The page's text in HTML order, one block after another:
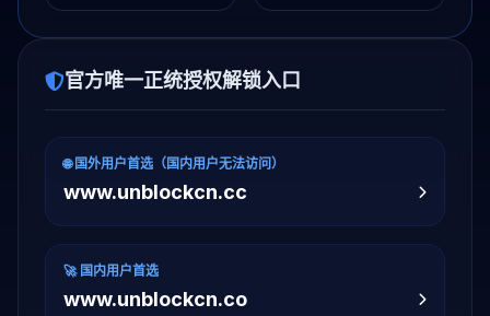
官方唯一正统授权解锁入口
🌐 国外用户首选（国内用户无法访问）
www.unblockcn.cc
🚀 国内用户首选
www.unblockcn.co